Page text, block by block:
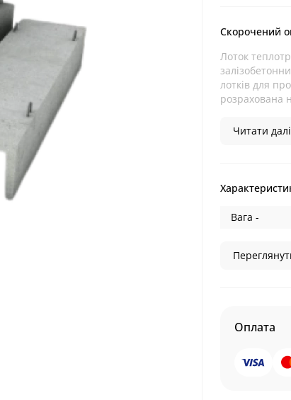
Скорочений
Лоток
лотків для
розрахована
Читати
Вага -
Оплата